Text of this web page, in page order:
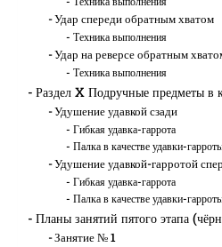
Удар спереди обратным хватом
Техника выполнения
Удар на реверсе обратным
Техника выполнения
Раздел X Подручные предметы в
Удушение удавкой сзади
Гибкая удавка-гаррота
Палка в качестве удавки-
Удушение удавкой-гарротой
Гибкая удавка-гаррота
Палка в качестве удавки-
Планы занятий пятого этапа
Занятие № 1